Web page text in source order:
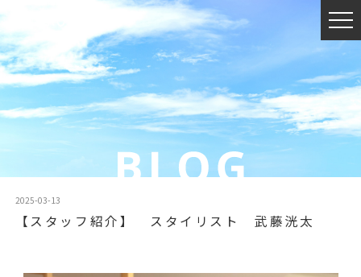
2025-03-13
【スタッフ紹介】 スタイリスト 武藤洸太